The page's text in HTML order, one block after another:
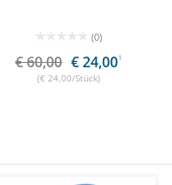
(0)
€ 60,00 € 24,001
(€ 24,00/Stück)